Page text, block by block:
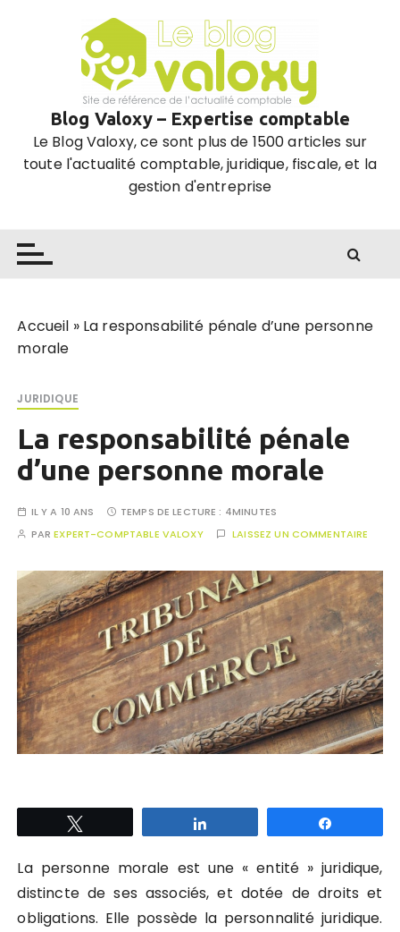
Blog Valoxy – Expertise comptable
Le Blog Valoxy, ce sont plus de 1500 articles sur
toute l'actualité comptable, juridique, fiscale, et la
gestion d'entreprise
Accueil » La responsabilité pénale d’une personne
morale
JURIDIQUE
La responsabilité pénale
d’une personne morale
IL Y A 10 ANS TEMPS DE LECTURE : 4MINUTES
PAREXPERT-COMPTABLE VALOXY LAISSEZ UN COMMENTAIRE
La personne morale est une « entité » juridique,
distincte de ses associés, et dotée de droits et
obligations. Elle possède la personnalité juridique.